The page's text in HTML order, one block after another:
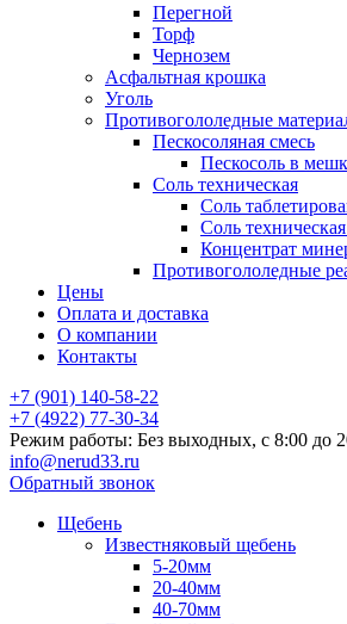
Перегной
Торф
Чернозем
Асфальтная крошка
Уголь
Противогололедные
Пескосоляная смесь
Пескосоль в
Соль техническая
Соль
Соль
Концентрат
Противогололедные
Цены
Оплата и доставка
О компании
Контакты
+7 (901) 140-58-22
+7 (4922) 77-30-34
Режим работы: Без выходных, с 8:00 до
info@nerud33.ru
Обратный звонок
Щебень
Известняковый щебень
5-20мм
20-40мм
40-70мм